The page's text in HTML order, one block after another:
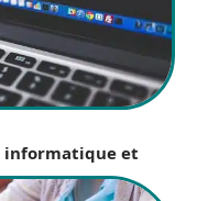
informatique et